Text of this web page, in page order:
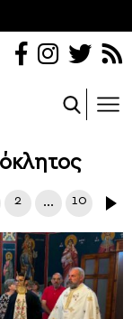
2 … 10